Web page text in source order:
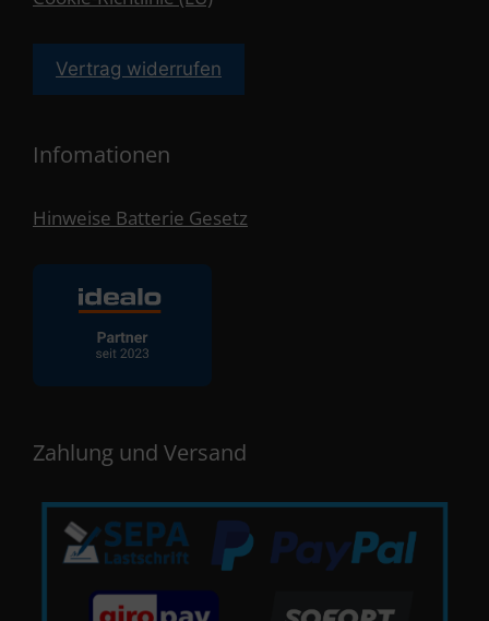
Vertrag widerrufen
Infomationen
Hinweise Batterie Gesetz
Zahlung und Versand